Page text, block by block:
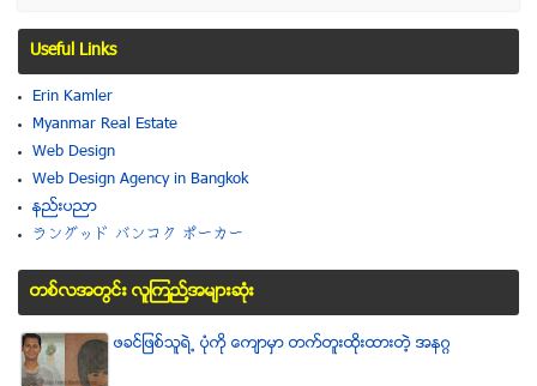
Useful Links
Erin Kamler
Myanmar Real Estate
Web Design
Web Design Agency in Bangkok
နည္းပညာ
ラングッド バンコク ポーカー
တစ္လအတြင္း လူၾကည္႔အမ်ားဆံုး
ဖခင္ျဖစ္သူရဲ႕ ပံုကို ေက်ာမွာ တက္တူးထိုးထားတဲ့ အနဂၢ